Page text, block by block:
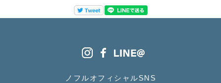
ノフルオフィシャルSNS